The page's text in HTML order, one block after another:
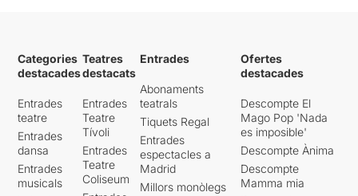
Categories
destacades
Entrades
teatre
Entrades
dansa
Entrades
musicals
Teatres
destacats
Entrades
Teatre
Tívoli
Entrades
Teatre
Coliseum
Entrades
Abonaments
teatrals
Tiquets Regal
Entrades
espectacles a
Madrid
Millors monòlegs
Ofertes
destacades
Descompte El
Mago Pop 'Nada
es imposible'
Descompte Ànima
Descompte
Mamma mia